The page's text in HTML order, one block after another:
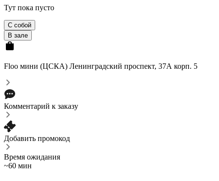
Тут пока пусто
С собой
В зале
Floo мини (ЦСКА) Ленинградский проспект, 37А корп. 5
Комментарий к заказу
Добавить промокод
Время ожидания
~60 мин